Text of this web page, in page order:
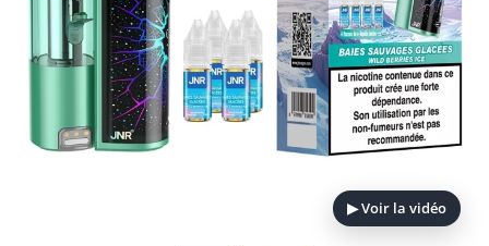
▶ Voir la vidéo